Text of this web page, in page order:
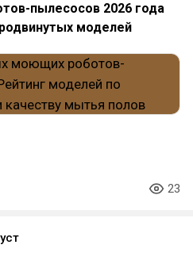
пылесосов 2026 года
моделей
23